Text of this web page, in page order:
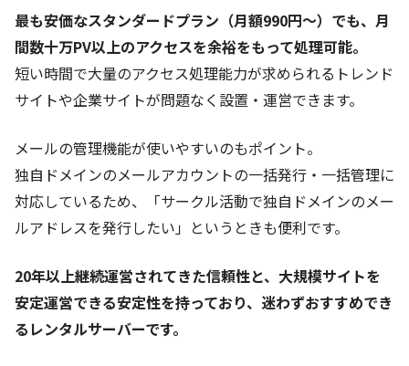
最も安価なスタンダードプラン（月額990円～）でも、月
間数十万PV以上のアクセスを余裕をもって処理可能。
短い時間で大量のアクセス処理能力が求められるトレンド
サイトや企業サイトが問題なく設置・運営できます。
メールの管理機能が使いやすいのもポイント。
独自ドメインのメールアカウントの一括発行・一括管理に
対応しているため、「サークル活動で独自ドメインのメー
ルアドレスを発行したい」というときも便利です。
20年以上継続運営されてきた信頼性と、大規模サイトを
安定運営できる安定性を持っており、迷わずおすすめでき
るレンタルサーバーです。